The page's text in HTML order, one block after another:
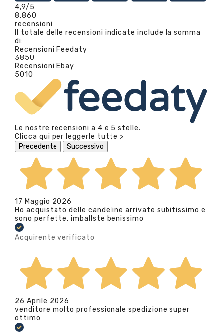
4,9/5
8.860
recensioni
Il totale delle recensioni indicate include la somma
di:
Recensioni Feedaty
3850
Recensioni Ebay
5010
Le nostre recensioni a 4 e 5 stelle.
Clicca qui per leggerle tutte >
Precedente
Successivo
17 Maggio 2026
Ho acquistato delle candeline arrivate subitissimo e
sono perfette, imballste benissimo
Acquirente verificato
26 Aprile 2026
venditore molto professionale spedizione super
ottimo